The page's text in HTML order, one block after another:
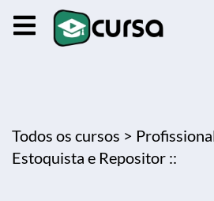
Todos os cursos >
Estoquista e Repositor ::